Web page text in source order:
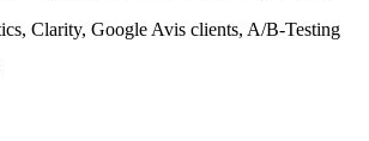
Clarity, Google Avis clients, A/B-Testing